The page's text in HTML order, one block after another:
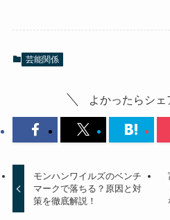
芸能関係
よかったらシェ
モンハンワイルズのベンチ
マークで落ちる？原因と対
策を徹底解説！